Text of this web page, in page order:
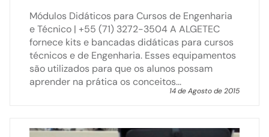
Módulos Didáticos para Cursos de Engenharia
e Técnico | +55 (71) 3272-3504 A ALGETEC
fornece kits e bancadas didáticas para cursos
técnicos e de Engenharia. Esses equipamentos
são utilizados para que os alunos possam
aprender na prática os conceitos...
14 de Agosto de 2015